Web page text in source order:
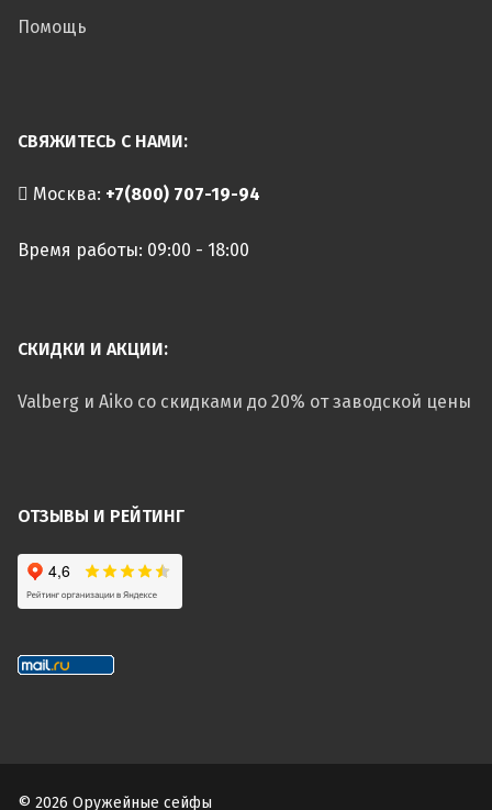
Помощь
СВЯЖИТЕСЬ С НАМИ:
Москва: +7(800) 707-19-94
Время работы: 09:00 - 18:00
СКИДКИ И АКЦИИ:
Valberg и Aiko со скидками до 20% от заводской цены
ОТЗЫВЫ И РЕЙТИНГ
© 2026 Оружейные сейфы